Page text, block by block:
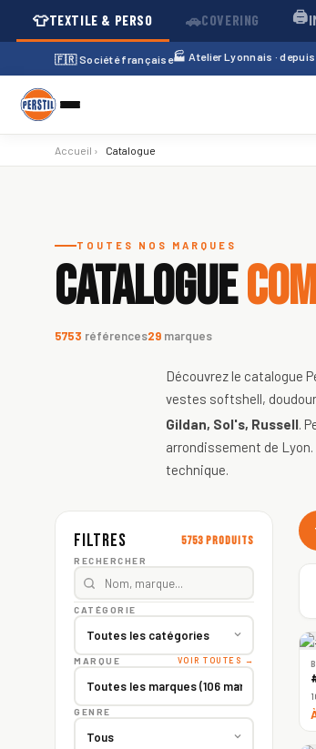
👕TEXTILE & PERSO 🚗COVERING 🖨️
🇫🇷 Société française🏭 Atelier Lyonnais · depuis
Accueil › Catalogue
TOUTES NOS MARQUES
CATALOGUE
5753 références29 marques
Découvrez le catalogue
vestes softshell,
Gildan, Sol's, Russell.
arrondissement de
technique.
Filtres 5753 produits
RECHERCHER
CATÉGORIE
MARQUE VOIR TOUTES →
GENRE